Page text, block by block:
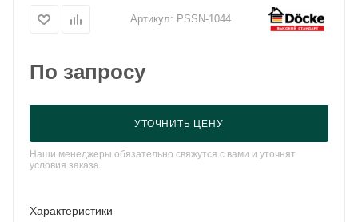
Артикул: PSSN-1044
По запросу
УТОЧНИТЬ ЦЕНУ
Наши менеджеры обязательно свяжутся с вами и уточнят
условия заказа
Характеристики